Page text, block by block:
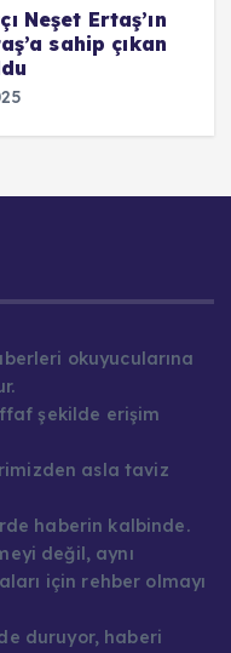
Neşet Ertaş’ın
sahip çıkan
okuyucularına
şekilde erişim
asla taviz
haberin kalbinde.
değil, aynı
için rehber olmayı
duruyor, haberi